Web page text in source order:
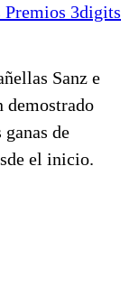
3digits
Sanz e
demostrado
de
el inicio.